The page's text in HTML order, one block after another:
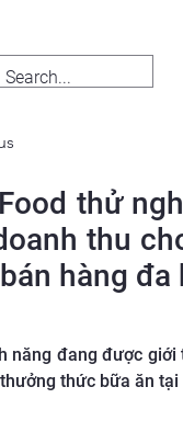
thử
thu
hàng đa
năng đang được giới
thức bữa ăn